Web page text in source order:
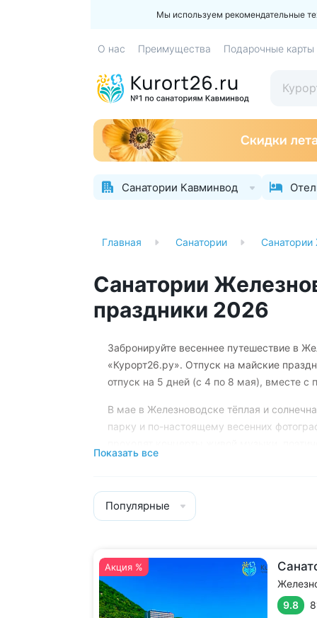
Мы используем рекомендательные
О нас Преимущества Подарочные карты
Санатории Кавминвод
Главная Санатории Санатории
Санатории
праздники 2026
Забронируйте весеннее путешествие в
«Курорт26.ру». Отпуск на майские
отпуск на 5 дней (с 4 по 8 мая), вместе с
В мае в Железноводске тёплая и
парку и по-настоящему весенних
программы развлечений в санатории,
В санатории вы успеете не только
Лечение можно подобрать по более чем
Эксперт-курортолог подробно
сделать лучший выбор под ваш
бесплатному номеру
8 (800)
Показать все
Популярные
Акция %
9.8